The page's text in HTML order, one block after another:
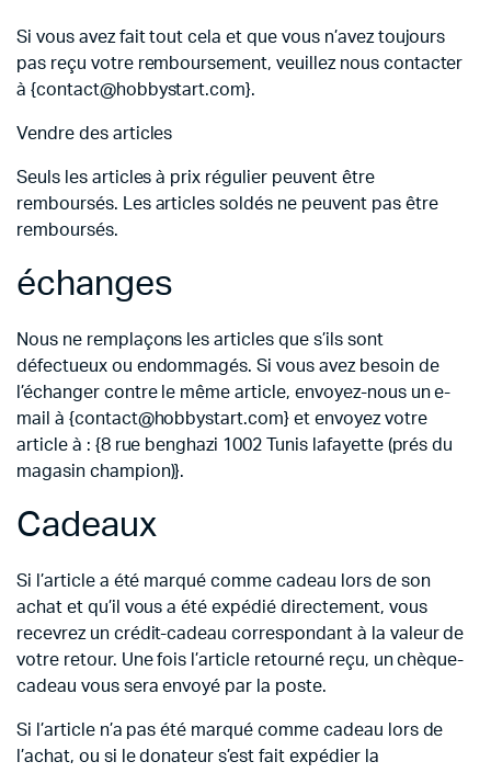
Si vous avez fait tout cela et que vous n’avez toujours
pas reçu votre remboursement, veuillez nous contacter
à {contact@hobbystart.com}.
Vendre des articles
Seuls les articles à prix régulier peuvent être
remboursés. Les articles soldés ne peuvent pas être
remboursés.
échanges
Nous ne remplaçons les articles que s’ils sont
défectueux ou endommagés. Si vous avez besoin de
l’échanger contre le même article, envoyez-nous un e-
mail à {contact@hobbystart.com} et envoyez votre
article à : {8 rue benghazi 1002 Tunis lafayette (prés du
magasin champion)}.
Cadeaux
Si l’article a été marqué comme cadeau lors de son
achat et qu’il vous a été expédié directement, vous
recevrez un crédit-cadeau correspondant à la valeur de
votre retour. Une fois l’article retourné reçu, un chèque-
cadeau vous sera envoyé par la poste.
Si l’article n’a pas été marqué comme cadeau lors de
l’achat, ou si le donateur s’est fait expédier la